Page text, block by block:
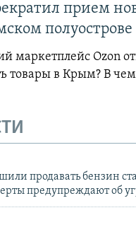
прием
полуострове
маркетплейс Ozon
товары в Крым? В
продавать бензин
предупреждают об